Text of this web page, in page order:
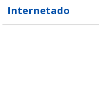
Internetado